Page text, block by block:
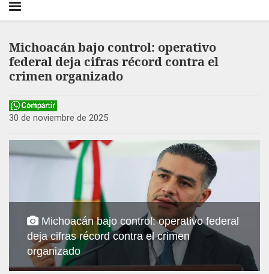
Michoacán bajo control: operativo
federal deja cifras récord contra el
crimen organizado
30 de noviembre de 2025
Michoacán bajo control: operativo federal
deja cifras récord contra el crimen
organizado